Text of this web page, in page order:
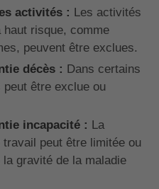
activités : Les activités
risque, comme
peuvent être exclues.
décès : Dans certains
être exclue ou
incapacité : La
peut être limitée ou
gravité de la maladie